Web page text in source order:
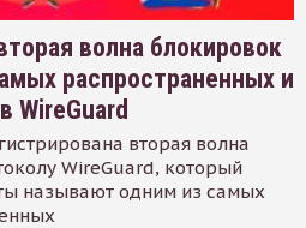
волна блокировок
распространенных и
WireGuard
вторая волна
WireGuard, который
называют одним из самых